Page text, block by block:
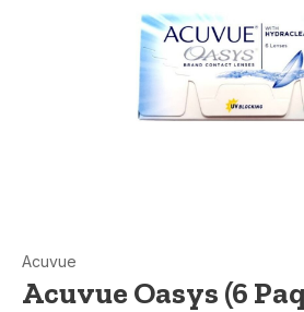
Acuvue
Acuvue Oasys (6